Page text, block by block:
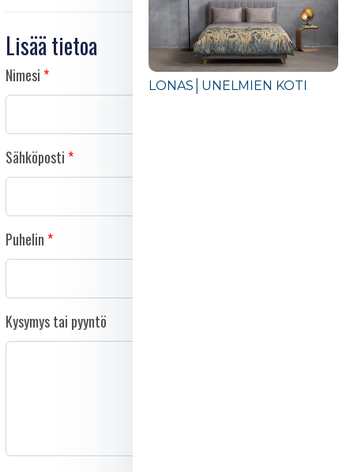
Lisää tietoa
Nimesi
Sähköposti
Puhelin
Kysymys tai pyyntö
LONAS│UNELMIEN KOTI